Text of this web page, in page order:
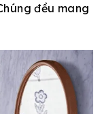
đều mang